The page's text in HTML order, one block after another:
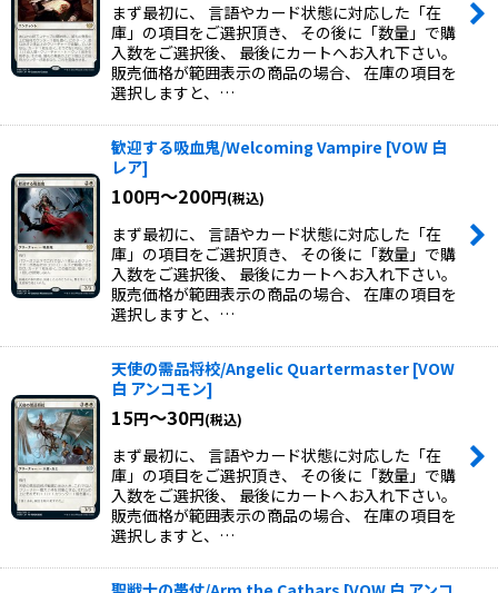
まず最初に、 言語やカード状態に対応した「在
庫」の項目をご選択頂き、 その後に「数量」で購
入数をご選択後、 最後にカートへお入れ下さい。
販売価格が範囲表示の商品の場合、 在庫の項目を
選択しますと、…
歓迎する吸血鬼/Welcoming Vampire [VOW 白
レア]
100円～200円(税込)
まず最初に、 言語やカード状態に対応した「在
庫」の項目をご選択頂き、 その後に「数量」で購
入数をご選択後、 最後にカートへお入れ下さい。
販売価格が範囲表示の商品の場合、 在庫の項目を
選択しますと、…
天使の需品将校/Angelic Quartermaster [VOW
白 アンコモン]
15円～30円(税込)
まず最初に、 言語やカード状態に対応した「在
庫」の項目をご選択頂き、 その後に「数量」で購
入数をご選択後、 最後にカートへお入れ下さい。
販売価格が範囲表示の商品の場合、 在庫の項目を
選択しますと、…